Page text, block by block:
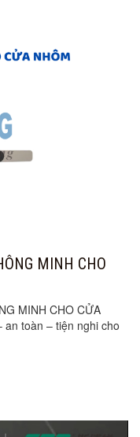
MINH CHO
MINH CHO CỬA
toàn – tiện nghi cho